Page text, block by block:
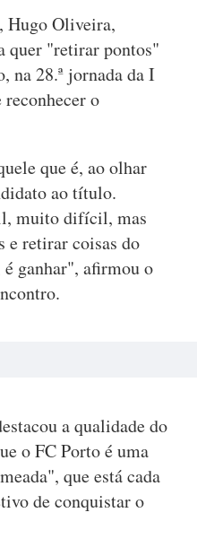
Hugo Oliveira,
quer "retirar pontos"
na 28.ª jornada da I
o
que é, ao olhar
ao título.
muito difícil, mas
e retirar coisas do
ganhar", afirmou o
a qualidade do
o FC Porto é uma
que está cada
de conquistar o